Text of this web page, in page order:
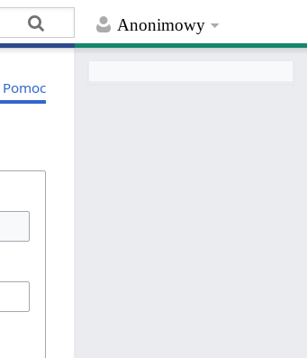
Anonimowy
Pomoc